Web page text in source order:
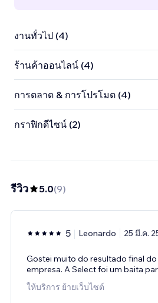
งานทั่วไป (4)
ร้านค้าออนไลน์ (4)
การตลาด & การโปรโมต (4)
กราฟิกดีไซน์ (2)
รีวิว 5.0(9)
5 Leonardo 25 มี.ค.
Gostei muito do resultado final do
empresa. A Select foi um baita
ให้บริการ ย้ายเว็บไซต์